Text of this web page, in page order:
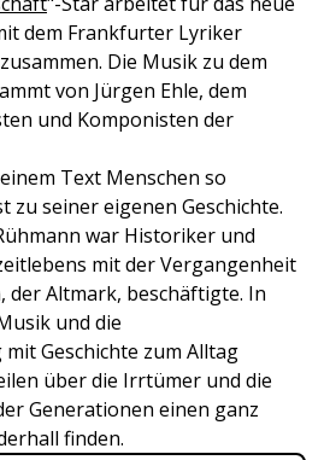
dem Frankfurter Lyriker
Die Musik zu dem
von Jürgen Ehle, dem
und Komponisten der
Text Menschen so
zu seiner eigenen Geschichte.
war Historiker und
mit der Vergangenheit
der Altmark, beschäftigte. In
und die
Geschichte zum Alltag
über die Irrtümer und die
Generationen einen ganz
finden.